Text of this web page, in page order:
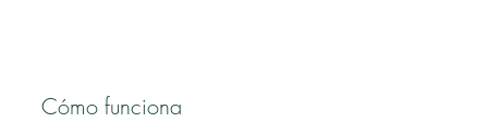
Cómo funciona